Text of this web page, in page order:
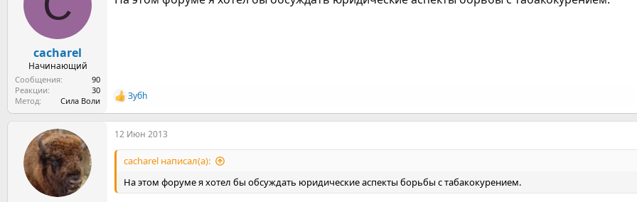
cacharel
Начинающий
Сообщения
90
Реакции
30
Метод
Сила Воли
Р
е
а
к
Зубh
12 Июн 2013
cacharel написал(а):
На этом форуме я хотел бы обсуждать юридические аспекты борьбы с табакокурением.